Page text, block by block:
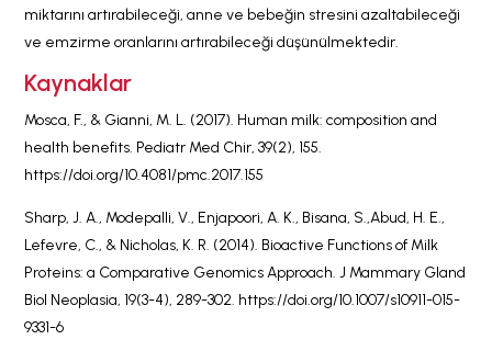
miktarını artırabileceği, anne ve bebeğin stresini azaltabileceği
ve emzirme oranlarını artırabileceği düşünülmektedir.
Kaynaklar
Mosca, F., & Gianni, M. L. (2017). Human milk: composition and
health benefits. Pediatr Med Chir, 39(2), 155.
https://doi.org/10.4081/pmc.2017.155
Sharp, J. A., Modepalli, V., Enjapoori, A. K., Bisana, S.,Abud, H. E.,
Lefevre, C., & Nicholas, K. R. (2014). Bioactive Functions of Milk
Proteins: a Comparative Genomics Approach. J Mammary Gland
Biol Neoplasia, 19(3-4), 289-302. https://doi.org/10.1007/s10911-015-
9331-6